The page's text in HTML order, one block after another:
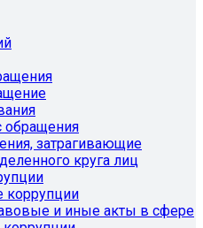
обращения
затрагивающие
круга лиц
коррупции
и иные акты в сфере